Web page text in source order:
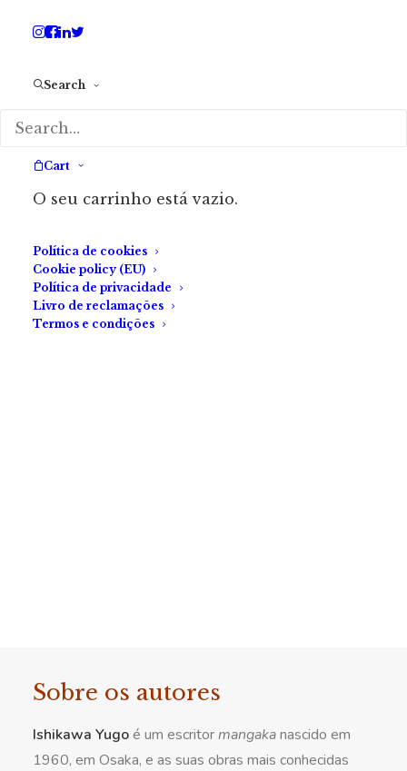
Search
Cart
O seu carrinho está vazio.
Política de cookies
Cookie policy (EU)
Política de privacidade
Livro de reclamações
Termos e condições
A decisão irá surpreender.
Sobre os autores
Ishikawa Yugoé um escritormangakanascido em
1960, em Osaka, e as suas obras mais conhecidas